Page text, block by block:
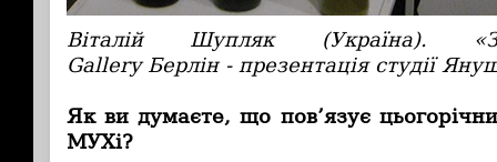
Віталій Шупляк (Україна).
Gallery Берлін - презентація студії
Як ви думаєте, що пов’язує
МУХі?